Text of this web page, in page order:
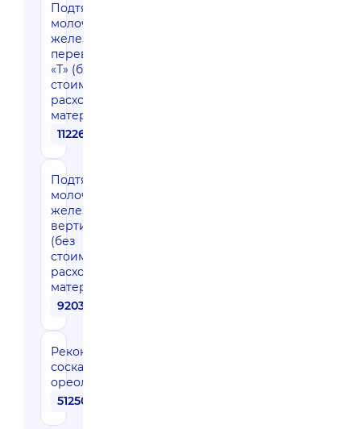
Подтяжка
молочных
желез в виде
перевернутой
«Т» (без
стоимости
расходных
материалов)
112260 грн
Подтяжка
молочных
желез
вертикальная
(без
стоимости
расходных
материалов)
92030 грн
Реконструкция
соска и
ореолы
51250 грн